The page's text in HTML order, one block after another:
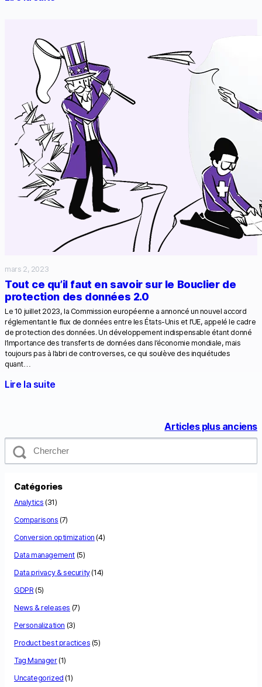
mars 2, 2023
Tout ce qu’il faut en savoir sur le Bouclier de
protection des données 2.0
Le 10 juillet 2023, la Commission européenne a annoncé un nouvel accord
réglementant le flux de données entre les États-Unis et l’UE, appelé le cadre
de protection des données. Un développement indispensable étant donné
l’importance des transferts de données dans l’économie mondiale, mais
toujours pas à l’abri de controverses, ce qui soulève des inquiétudes
quant…
Lire la suite
Articles plus anciens
C
Catégories
Analytics (31)
Comparisons (7)
Conversion optimization (4)
Data management (5)
Data privacy & security(14)
GDPR (5)
News & releases (7)
Personalization (3)
Product best practices (5)
Tag Manager(1)
Uncategorized (1)